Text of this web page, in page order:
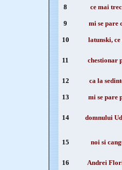
8
ce mai
9
mi se pare
10
latunski, ce
11 chestionar
12 ca la
13
mi se pare
14 domnului
15 noi si
16 Andrei